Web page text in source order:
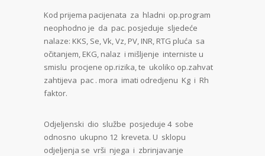
Kod prijema pacijenata za hladni op.program
neophodno je da pac. posjeduje sljedeće
nalaze: KKS, Se, Vk, Vz, PV, INR, RTG pluća sa
očitanjem, EKG, nalaz i mišljenje interniste u
smislu procjene op.rizika, te ukoliko op.zahvat
zahtijeva pac . mora imati odredjenu Kg i Rh
faktor.
Odjeljenski dio službe posjeduje 4 sobe
odnosno ukupno 12 kreveta. U sklopu
odjeljenja se vrši njega i zbrinjavanje